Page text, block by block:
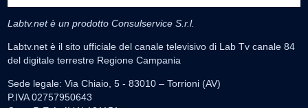
Labtv.net è un prodotto Consulservice S.r.l.
Labtv.net è il sito ufficiale del canale televisivo di Lab Tv canale 84
del digitale terrestre Regione Campania
Sede legale: Via Chiaio, 5 - 83010 – Torrioni (AV)
P.IVA 02757950643